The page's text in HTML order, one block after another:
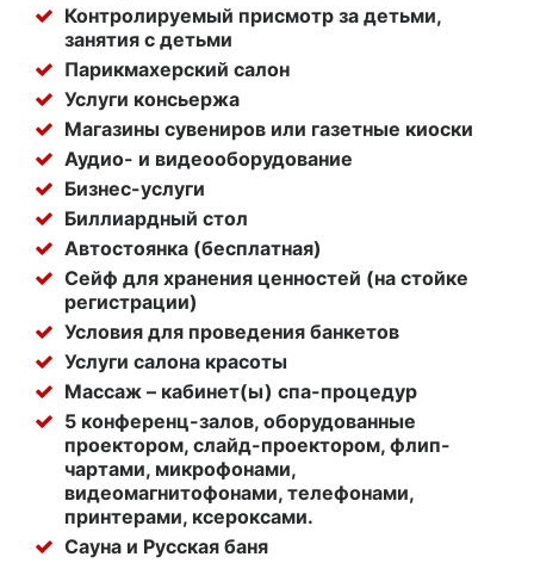
Контролируемый присмотр за детьми,
занятия с детьми
Парикмахерский салон
Услуги консьержа
Магазины сувениров или газетные киоски
Аудио- и видеооборудование
Бизнес-услуги
Биллиардный стол
Автостоянка (бесплатная)
Сейф для хранения ценностей (на стойке
регистрации)
Условия для проведения банкетов
Услуги салона красоты
Массаж – кабинет(ы) спа-процедур
5 конференц-залов, оборудованные
проектором, слайд-проектором, флип-
чартами, микрофонами,
видеомагнитофонами, телефонами,
принтерами, ксероксами.
Сауна и Русская баня